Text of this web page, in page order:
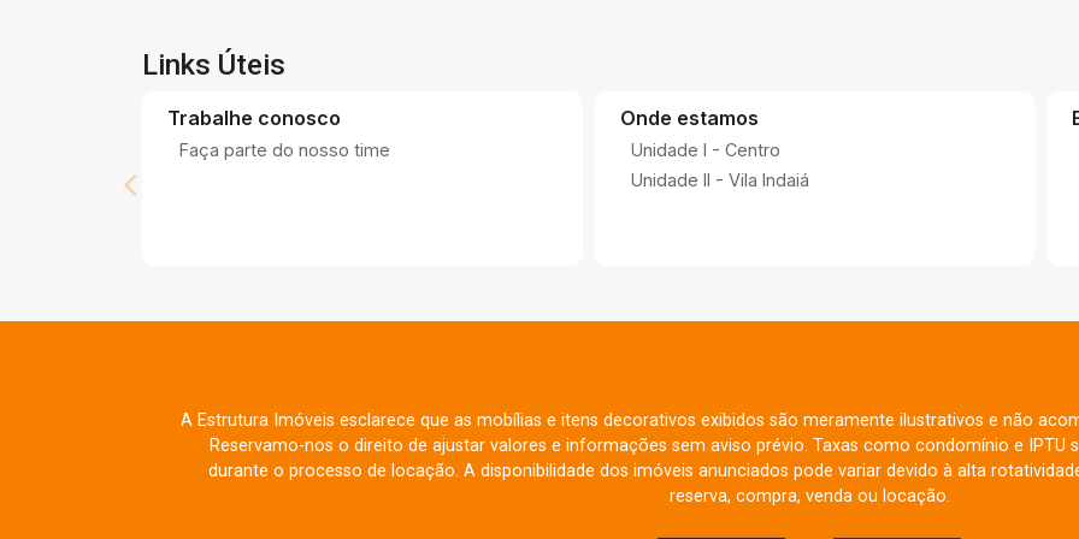
Links Úteis
Trabalhe conosco
Faça parte do nosso time
Onde estamos
Unidade I - Centro
Unidade II - Vila Indaiá
A Estrutura Imóveis esclarece que as mobílias e itens decorativos exibidos são meramente ilustrativos e não
Reservamo-nos o direito de ajustar valores e informações sem aviso prévio. Taxas como condomínio e
durante o processo de locação. A disponibilidade dos imóveis anunciados pode variar devido à alta
reserva, compra, venda ou locação.